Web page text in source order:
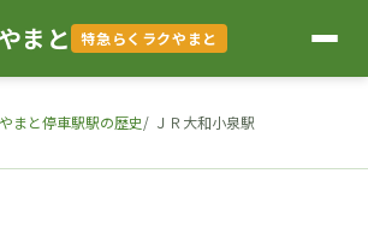
まと 特急らくラクやまと
まと停車駅駅の歴史 ＪＲ大和小泉駅